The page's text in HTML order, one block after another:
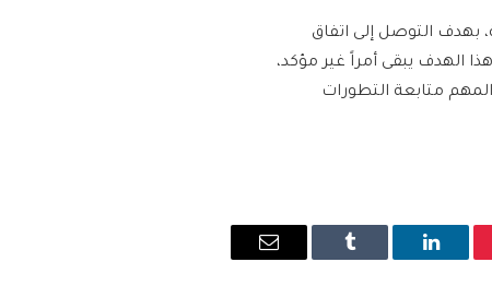
بهدف التوصل إلى اتفاق
الهدف يبقى أمراً غير مؤكد،
متابعة التطورات
لينكدإن Tumblr
البريد